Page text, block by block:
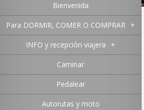
Bienvenida
Para DORMIR, COMER O COMPRAR +
INFO y recepción viajera +
Caminar
Pedalear
Autorutas y moto